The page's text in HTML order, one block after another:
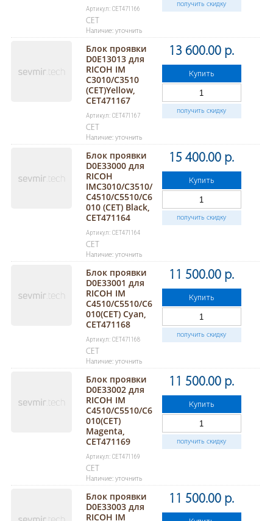
Артикул: CET471166
CET
Наличие: уточнить
получить скидку
Блок проявки
D0E13013 для
RICOH IM
C3010/C3510
(CET)Yellow,
CET471167
Артикул: CET471167
CET
Наличие: уточнить
13 600.00 р.
Купить
получить скидку
Блок проявки
D0E33000 для
RICOH
IMC3010/C3510/
C4510/C5510/C6
010 (CET) Black,
CET471164
Артикул: CET471164
CET
Наличие: уточнить
15 400.00 р.
Купить
получить скидку
Блок проявки
D0E33001 для
RICOH IM
C4510/C5510/C6
010(CET) Cyan,
CET471168
Артикул: CET471168
CET
Наличие: уточнить
11 500.00 р.
Купить
получить скидку
Блок проявки
D0E33002 для
RICOH IM
C4510/C5510/C6
010(CET)
Magenta,
CET471169
Артикул: CET471169
CET
Наличие: уточнить
11 500.00 р.
Купить
получить скидку
Блок проявки
D0E33003 для
RICOH IM
11 500.00 р.